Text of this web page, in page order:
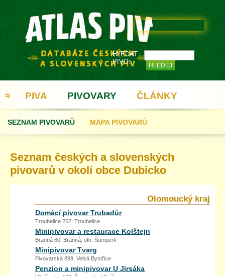
HLEDAT
PIVO:
≈ PIVA PIVOVARY
SEZNAM PIVOVARŮ MAPA PIVOVARŮ
ČLÁNKY
REGISTRACE
Seznam českých a slovenských
pivovarů v okolí obce Dubicko
Olomoucký kraj
Domácí pivovar Trubadůr
Troubelice 252, Troubelice
Minipivovar a restaurace Kolštejn
Branná 60, Branná, okr. Šumperk
Minipivovar Tvarg
Pivovarská 899, Velká Bystřice
Penzion a minipivovar U Jirsáka